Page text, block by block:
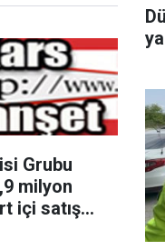
Grubu
milyon
içi satış